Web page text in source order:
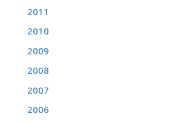
2011
2010
2009
2008
2007
2006